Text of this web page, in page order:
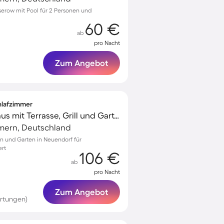
mit Pool für 2 Personen und
ab 60 €
pro Nacht
Zum Angebot
Gemütliches Ferienhaus mit Terrasse, Grill und Garten | Naturblick
Deutschland
und Garten in Neuendorf für
ab 106 €
pro Nacht
Zum Angebot